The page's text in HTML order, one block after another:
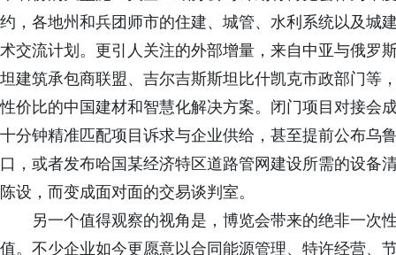
约，各地州和兵团师市的住建、城管、水利系统以及城
术交流计划。更引人关注的外部增量，来自中亚与俄罗
坦建筑承包商联盟、吉尔吉斯斯坦比什凯克市政部门等
性价比的中国建材和智慧化解决方案。闭门项目对接会
十分钟精准匹配项目诉求与企业供给，甚至提前公布乌
口，或者发布哈国某经济特区道路管网建设所需的设备
陈设，而变成面对面的交易谈判室。
另一个值得观察的视角是，博览会带来的绝非一次
值。不少企业如今更愿意以合同能源管理、特许经营、